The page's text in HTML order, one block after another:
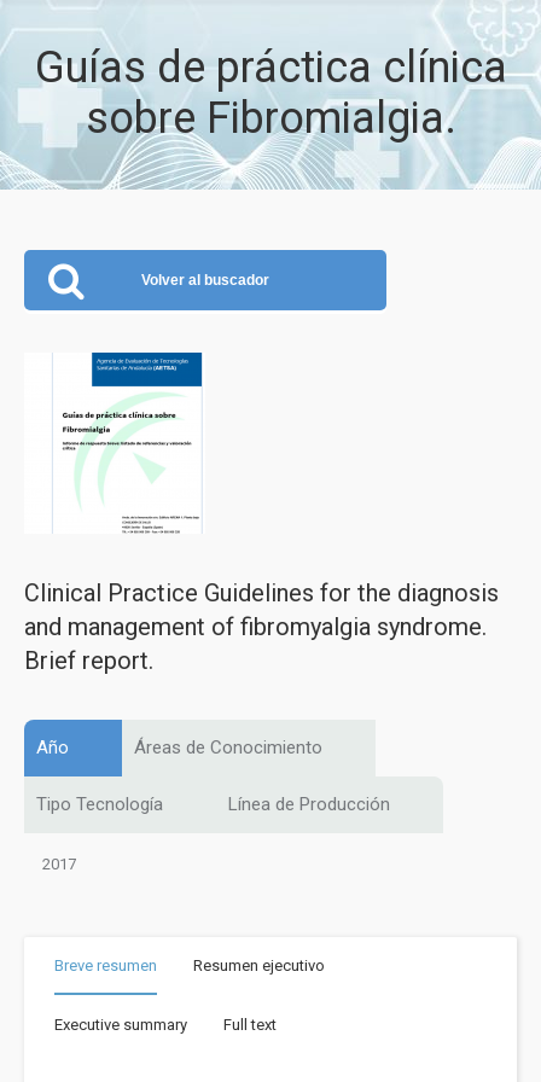
Guías de práctica clínica
sobre Fibromialgia.
Volver al buscador
Clinical Practice Guidelines for the diagnosis
and management of fibromyalgia syndrome.
Brief report.
Año Áreas de Conocimiento
Tipo Tecnología Línea de Producción
2017
Breve resumen Resumen ejecutivo
Executive summary Full text